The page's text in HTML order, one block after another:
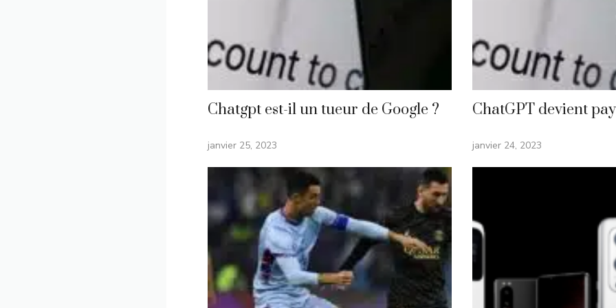
Chatgpt est-il un tueur de Google ?
janvier 25, 2023
ChatGPT devient
janvier 24, 2023